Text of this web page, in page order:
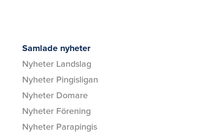
Samlade nyheter
Nyheter Landslag
Nyheter Pingisligan
Nyheter Domare
Nyheter Förening
Nyheter Parapingis